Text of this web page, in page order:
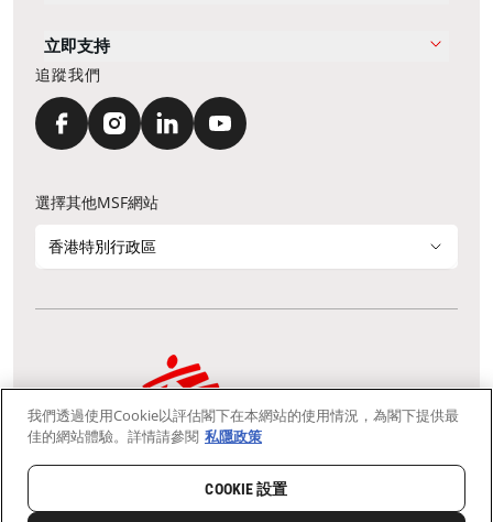
立即支持
追蹤我們
選擇其他MSF網站
香港特別行政區
通訊資料更新 鳴謝 私隱聲明
我們採用安全通訊端層 (Secure Socket Layer, SSL) 協定，有助保障敏感
資料在你的瀏覽器和我們伺服器之間的網上傳輸維持保密性。
慈善團體免稅檔案號碼：91/4075
Copyright © Médecins Sans Frontières Hong Kong. All rights
reserved.
我們透過使用Cookie以評估閣下在本網站的使用情況，為閣下提供最
佳的網站體驗。詳情請參閱 私隱政策
COOKIE 設置